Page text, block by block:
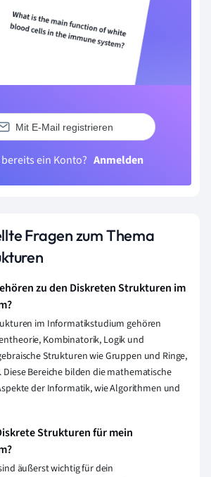
Mit E-Mail registrieren
ein Konto? Anmelden
Fragen zum Thema
zu den Diskreten Strukturen im
im Informatikstudium gehören
Kombinatorik, Logik und
Strukturen wie Gruppen und Ringe,
Bereiche bilden die mathematische
der Informatik, wie Algorithmen und
Strukturen für mein
äußerst wichtig für dein